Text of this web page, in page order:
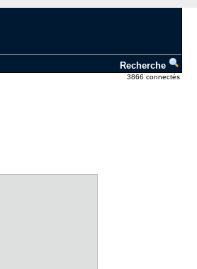
Recherche
3866 connectés